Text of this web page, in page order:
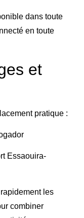
dans toute
en toute
et
pratique :
Essaouira-
les
combiner